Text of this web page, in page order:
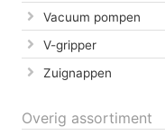
Vacuum pompen
V-gripper
Zuignappen
Overig assortiment